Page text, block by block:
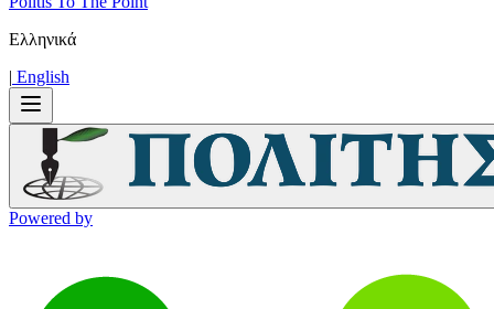
Ελληνικά
| Εnglish
Powered by